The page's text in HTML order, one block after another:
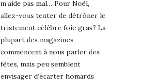
m’aide pas mal… Pour Noël,
allez-vous tenter de détrôner le
tristement célèbre foie gras? La
plupart des magazines
commencent à nous parler des
fêtes, mais peu semblent
envisager d’écarter homards